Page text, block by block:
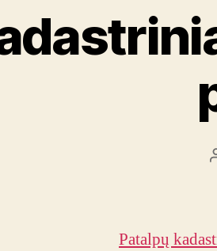
Patalpų